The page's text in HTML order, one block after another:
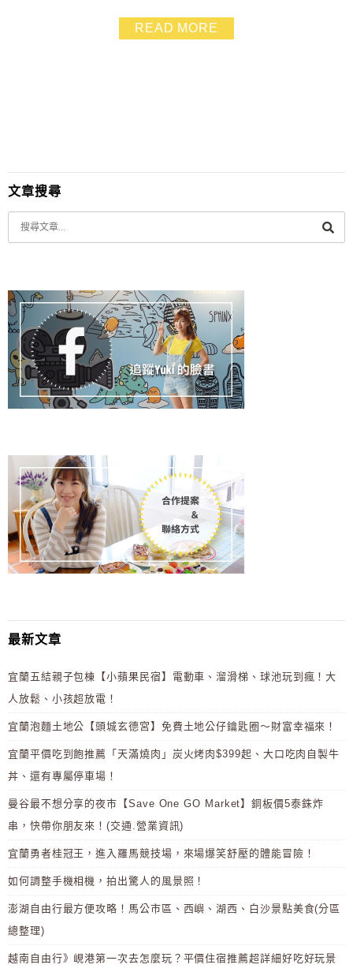
共12種球類遊戲，還能體驗巨型真人彈珠台，不僅是小孩
玩到瘋，大人也玩到流汗，超放電的啦！
READ MORE
文章搜尋
最新文章
宜蘭五結親子包棟【小蘋果民宿】電動車、溜滑梯、球池玩到瘋！大
人放鬆、小孩超放電！
宜蘭泡麵土地公【頭城玄德宮】免費土地公仔鑰匙圈～財富幸福來！
宜蘭平價吃到飽推薦「天滿燒肉」炭火烤肉$399起、大口吃肉自製牛
丼、還有專屬停車場！
曼谷最不想分享的夜市【Save One GO Market】銅板價5泰銖炸
串，快帶你朋友來！(交通.營業資訊)
宜蘭勇者桂冠王，進入羅馬競技場，來場爆笑舒壓的體能冒險！
如何調整手機相機，拍出驚人的風景照！
澎湖自由行最方便攻略！馬公市區、西嶼、湖西、白沙景點美食(分區
總整理)
越南自由行》峴港第一次去怎麼玩？平價住宿推薦超詳細好吃好玩景